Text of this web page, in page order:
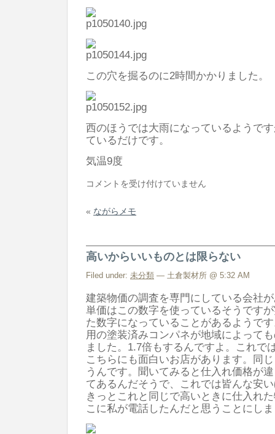
この穴を掘るのに2時間かかりました。
西のほうでは大雨になっているようで
ているだけです。
気温9度
浄
槽
穴
は
コメントを受け付けていません
« ながらメモ
高いからいいものとは限らない
Filed under: 未分類 — 土倉製材所 @ 5:32 AM
建築物価の調査を専門にしている会社
単価はこの数字を使っているそうです
た数字になっていることがあるようで
用の塗装済みコンパネが地域によって
ました。1.7倍もするんですよ。これで
こちらにも面白いお店があります。同
うんです。聞いてみると仕入れ価格が
てあるんだそうで、これでは皆んな安
きっとこれと同じで高いときに仕入れ
こに私が電話したんだと思うことにし